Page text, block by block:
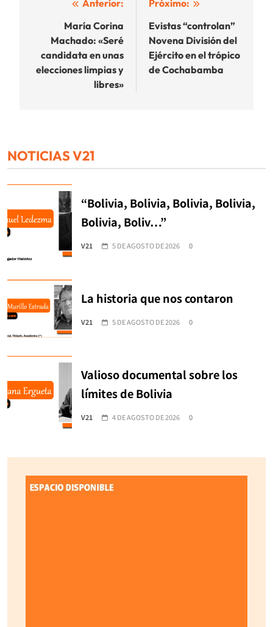
Navegación
entradas
Anterior:
María Corina
Machado: «Seré
candidata en unas
elecciones limpias y
libres»
Próximo:
Evistas “controlan”
Novena División del
Ejército en el trópico
de Cochabamba
NOTICIAS V21
“Bolivia, Bolivia, Bolivia, Bolivia,
Bolivia, Boliv…”
V21 5 DE AGOSTO DE 2026 0
La historia que nos contaron
V21 5 DE AGOSTO DE 2026 0
Valioso documental sobre los
límites de Bolivia
V21 4 DE AGOSTO DE 2026 0